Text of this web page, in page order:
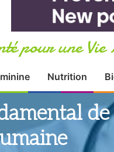
pour une
Nutrition
de